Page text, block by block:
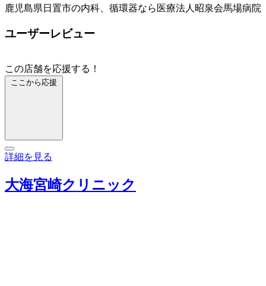
鹿児島県日置市の内科、循環器なら医療法人昭泉会馬場病院
ユーザーレビュー
この店舗を応援する！
ここから応援
詳細を見る
大海宮崎クリニック